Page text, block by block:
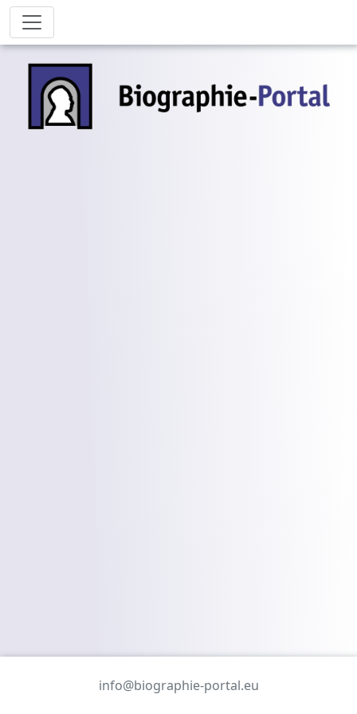
info@biographie-portal.eu